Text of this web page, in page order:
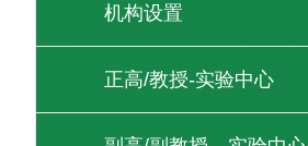
机构设置
正高/教授-实验中心